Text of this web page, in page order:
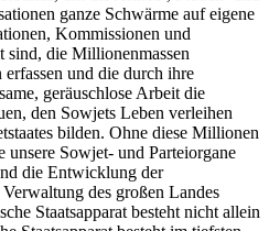
ganze Schwärme auf eigene
Kommissionen und
sind, die Millionenmassen
und die durch ihre
geräuschlose Arbeit die
den Sowjets Leben verleihen
bilden. Ohne diese Millionen
unsere Sowjet- und Parteiorgane
die Entwicklung der
des großen Landes
Staatsapparat besteht nicht allein